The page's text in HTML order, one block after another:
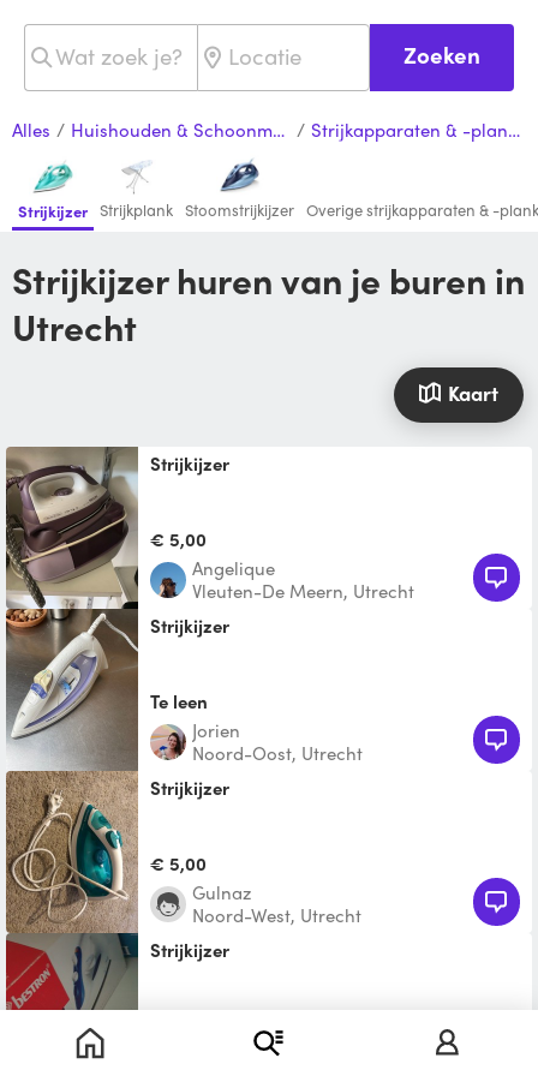
Zoeken
Alles / Huishouden & Schoonmaak / Strijkapparaten & -planken
Strijkijzer Strijkplank Stoomstrijkijzer Overige strijkapparaten & -
Strijkijzer huren van je buren in
Utrecht
Kaart
Strijkijzer
€ 5,00
Angelique
Vleuten-De Meern, Utrecht
Strijkijzer
Te leen
jorien
Noord-Oost, Utrecht
Strijkijzer
€ 5,00
Gulnaz
Noord-West, Utrecht
Strijkijzer
Athanasios